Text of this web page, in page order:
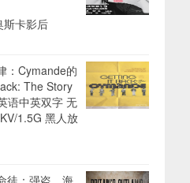
斯卡影后
：Cymande的
The Story
语中英双字 无
1.5G 黑人放
徒：强盗、海